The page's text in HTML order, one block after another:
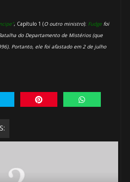
, Capítulo 1 (O outro ministro): Fudgefoi
do Departamento de Mistérios (que
Portanto, ele foi afastado em 2 de julho
1️⃣ 8️⃣
1️⃣ 8️⃣